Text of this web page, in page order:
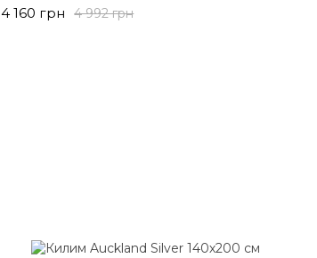
4 992 грн
4 160 грн